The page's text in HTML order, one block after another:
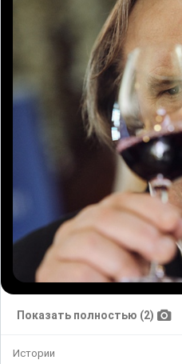
Показать полностью (2)
Истории